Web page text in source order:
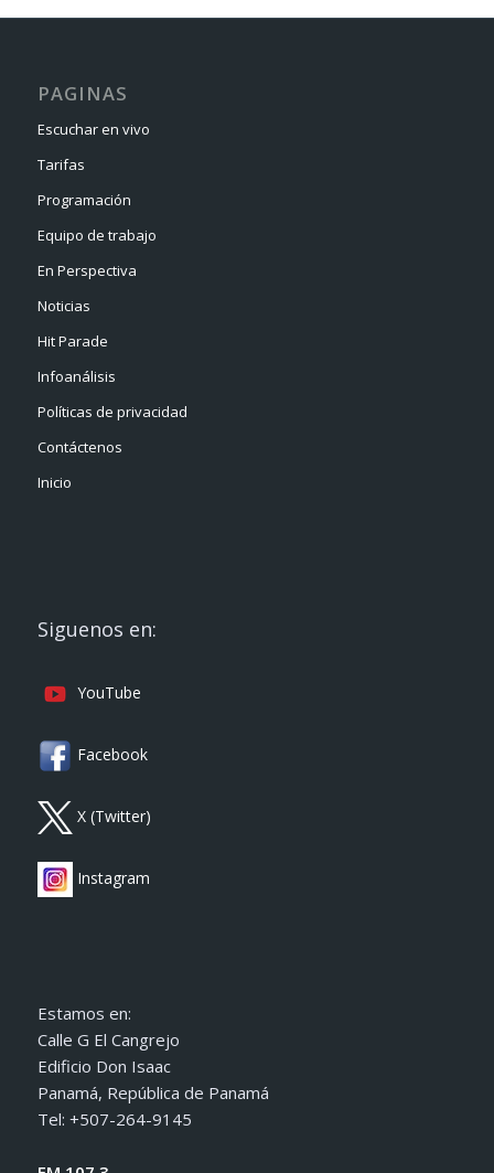
PAGINAS
Escuchar en vivo
Tarifas
Programación
Equipo de trabajo
En Perspectiva
Noticias
Hit Parade
Infoanálisis
Políticas de privacidad
Contáctenos
Inicio
Siguenos en:
YouTube
Facebook
X (Twitter)
Instagram
Estamos en:
Calle G El Cangrejo
Edificio Don Isaac
Panamá, República de Panamá
Tel: +507-264-9145